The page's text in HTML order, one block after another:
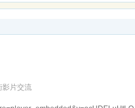
影片交流